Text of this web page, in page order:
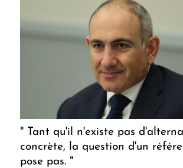
" Tant qu'il n'existe pas
concrète, la question d'un
pose pas. "